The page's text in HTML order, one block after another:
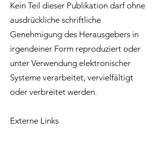
Kein Teil dieser Publikation darf ohne
ausdrückliche schriftliche
Genehmigung des Herausgebers in
irgendeiner Form reproduziert oder
unter Verwendung elektronischer
Systeme verarbeitet, vervielfältigt
oder verbreitet werden.
Externe Links